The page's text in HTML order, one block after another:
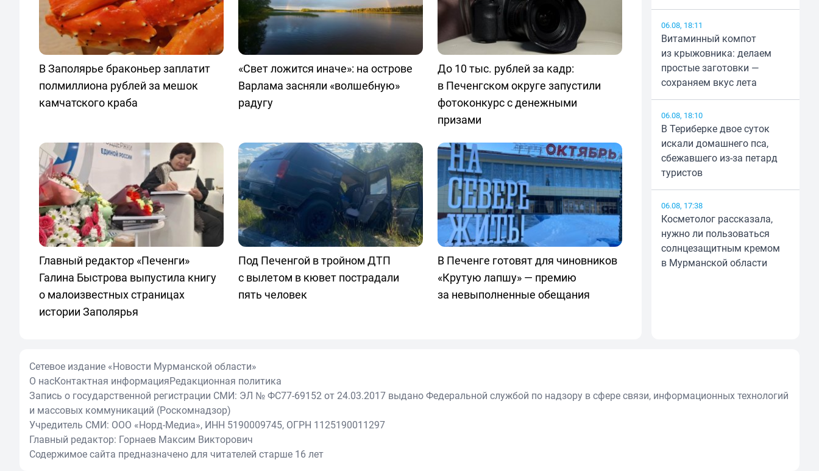
В Заполярье браконьер заплатит
полмиллиона рублей за мешок
камчатского краба
«Свет ложится иначе»: на острове
Варлама засняли «волшебную»
радугу
До 10 тыс. рублей за кадр:
в Печенгском округе запустили
фотоконкурс с денежными
призами
Главный редактор «Печенги»
Галина Быстрова выпустила книгу
о малоизвестных страницах
истории Заполярья
Под Печенгой в тройном ДТП
с вылетом в кювет пострадали
пять человек
В Печенге готовят для чиновников
«Крутую лапшу» — премию
за невыполненные обещания
06.08, 18:11
Витаминный компот
из крыжовника: делаем
простые заготовки —
сохраняем вкус лета
06.08, 18:10
В Териберке двое суток
искали домашнего пса,
сбежавшего из-за петард
туристов
06.08, 17:38
Косметолог рассказала,
нужно ли пользоваться
солнцезащитным кремом
в Мурманской области
Сетевое издание «Новости Мурманской области»
О насКонтактная информацияРедакционная политика
Запись о государственной регистрации СМИ: ЭЛ № ФС77-69152 от 24.03.2017 выдано Федеральной службой по надзору в сфере связи, информационных технологий
и массовых коммуникаций (Роскомнадзор)
Учредитель СМИ: ООО «Норд-Медиа», ИНН 5190009745, ОГРН 1125190011297
Главный редактор: Горнаев Максим Викторович
Содержимое сайта предназначено для читателей старше 16 лет